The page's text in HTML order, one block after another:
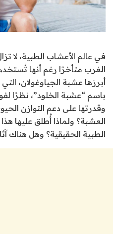
في عالم الأعشاب الطبية، لا
الغرب متأخرًا رغم أنها
أبرزها عشبة الجياوغولان،
باسم “عشبة الخلود”، نظرًا
وقدرتها على دعم التوازن
العشبة؟ ولماذا أُطلق عليها
الطبية الحقيقية؟ وهل هناك